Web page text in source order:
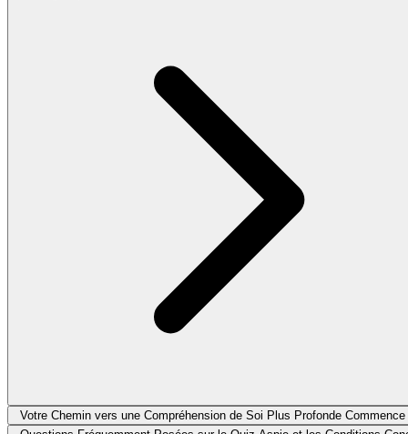
Votre Chemin vers une Compréhension de Soi Plus Profonde